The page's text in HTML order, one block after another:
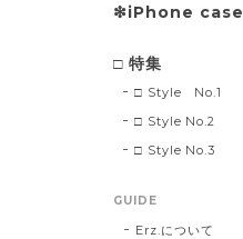
❇︎iPhone case
□ 特集
□ Style No.1
□ Style No.2
□ Style No.3
GUIDE
Erz.について